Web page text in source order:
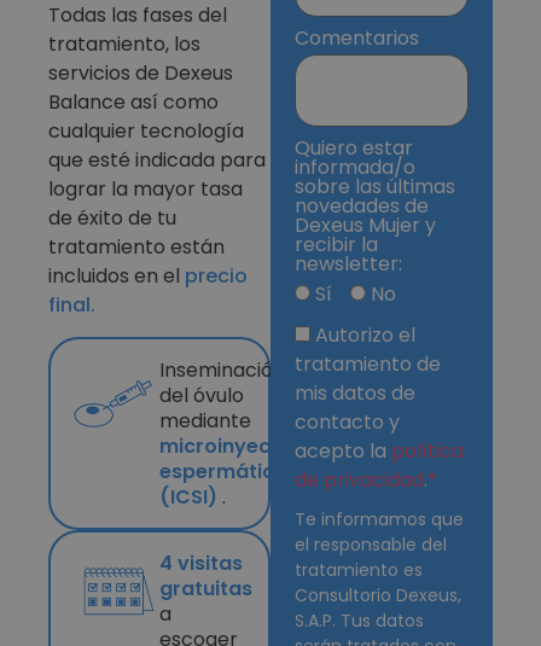
Todas las fases del
tratamiento, los
servicios de Dexeus
Balance así como
cualquier tecnología
que esté indicada para
lograr la mayor tasa
de éxito de tu
tratamiento están
incluidos en el precio
final.
Inseminación
del óvulo
mediante
microinyección
espermática
(ICSI) .
4 visitas
gratuitas
a
escoger
Comentarios
Quiero estar
informada/o
sobre las últimas
novedades de
Dexeus Mujer y
recibir la
newsletter:
Sí
No
Autorizo el
tratamiento de
mis datos de
contacto y
acepto la política
de privacidad.
Te informamos que
el responsable del
tratamiento es
Consultorio Dexeus,
S.A.P. Tus datos